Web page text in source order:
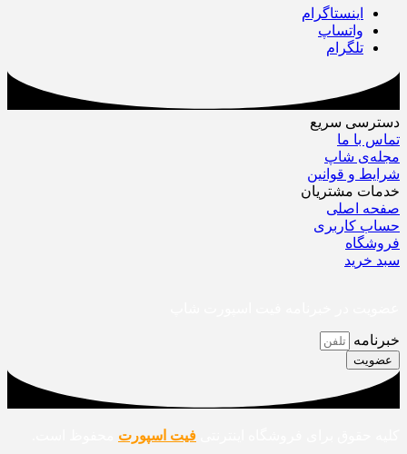
اینستاگرام
واتساپ
تلگرام
دسترسی سریع
تماس با ما
مجله‌ی شاپ
شرایط و قوانین
خدمات مشتریان
صفحه اصلی
حساب کاربری
فروشگاه
سبد خرید
خبرنامه
عضویت
فیت اسپورت